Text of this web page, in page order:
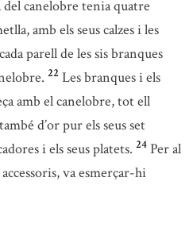
canelobre tenia quatre
amb els seus calzes i les
parell de les sis branques
22 Les branques i els
amb el canelobre, tot ell
d’or pur els seus set
i els seus platets. 24 Per al
va esmerçar-hi